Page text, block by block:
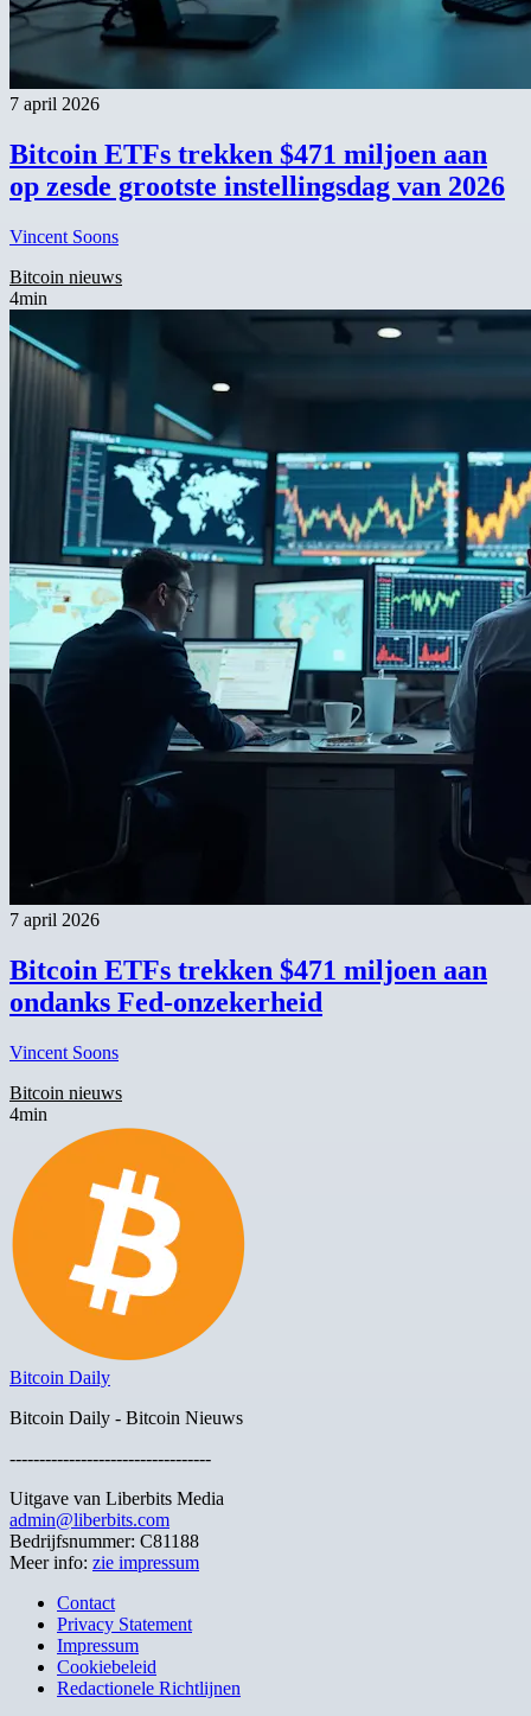
7 april 2026
Bitcoin ETFs trekken $471 miljoen aan
op zesde grootste instellingsdag van 2026
Vincent Soons
Bitcoin nieuws
4min
7 april 2026
Bitcoin ETFs trekken $471 miljoen aan
ondanks Fed-onzekerheid
Vincent Soons
Bitcoin nieuws
4min
Bitcoin Daily
Bitcoin Daily - Bitcoin Nieuws
----------------------------------
Uitgave van Liberbits Media
admin@liberbits.com
Bedrijfsnummer: C81188
Meer info: zie impressum
Contact
Privacy Statement
Impressum
Cookiebeleid
Redactionele Richtlijnen